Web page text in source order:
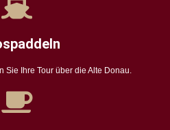
Sie Ihre Tour über die Alte Donau.